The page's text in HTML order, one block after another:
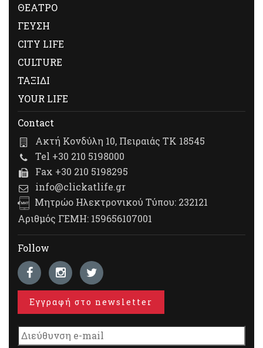
ΘΕΑΤΡΟ
ΓΕΥΣΗ
CITY LIFE
CULTURE
ΤΑΞΙΔΙ
YOUR LIFE
Contact
Ακτή Κονδύλη 10, Πειραιάς ΤΚ 18545
Tel +30 210 5198000
Fax +30 210 5198295
info@clickatlife.gr
Μητρώο Ηλεκτρονικού Τύπου: 232121
Αριθμός ΓΕΜΗ: 159656107001
Follow
Εγγραφή στο newsletter